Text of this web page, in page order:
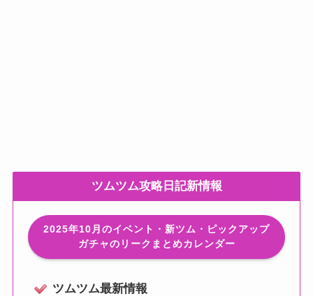
ツムツム攻略日記新情報
2025年10月のイベント・新ツム・ピックアップ
ガチャのリークまとめカレンダー
ツムツム最新情報